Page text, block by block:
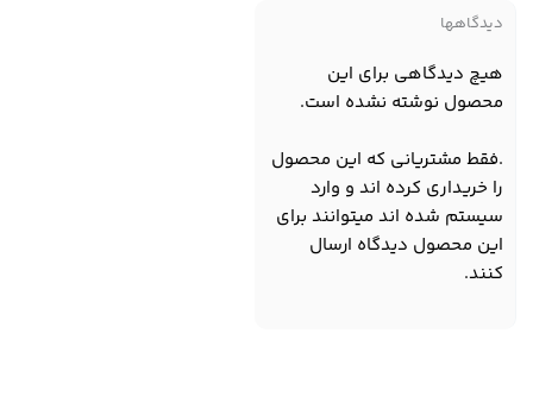
دیدگاهها
هیچ دیدگاهی برای این
محصول نوشته نشده است.
.فقط مشتریانی که این محصول
را خریداری کرده اند و وارد
سیستم شده اند میتوانند برای
این محصول دیدگاه ارسال
کنند.